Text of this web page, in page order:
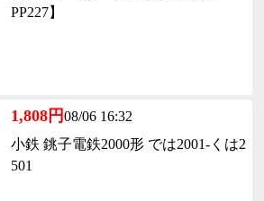
PP227】
1,808円08/06 16:32
小鉄 銚子電鉄2000形 では2001-くは2
501